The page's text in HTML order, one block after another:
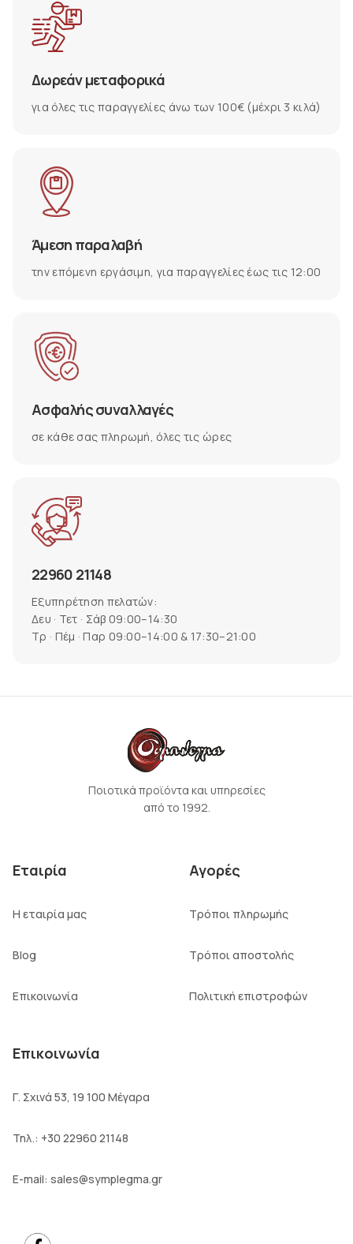
Δωρεάν μεταφορικά
για όλες τις παραγγελίες άνω των 100€ (μέχρι 3 κιλά)
Άμεση παραλαβή
την επόμενη εργάσιμη, για παραγγελίες έως τις 12:00
Ασφαλής συναλλαγές
σε κάθε σας πληρωμή, όλες τις ώρες
22960 21148
Εξυπηρέτηση πελατών:
Δευ · Τετ · Σάβ 09:00–14:30
Τρ · Πέμ · Παρ 09:00–14:00 & 17:30–21:00
Ποιοτικά προϊόντα και υπηρεσίες
από το 1992.
Εταιρία
Η εταιρία μας
Blog
Επικοινωνία
Αγορές
Τρόποι πληρωμής
Τρόποι αποστολής
Πολιτική επιστροφών
Επικοινωνία
Γ. Σχινά 53, 19 100 Μέγαρα
Τηλ.: +30 22960 21148
E-mail: sales@symplegma.gr